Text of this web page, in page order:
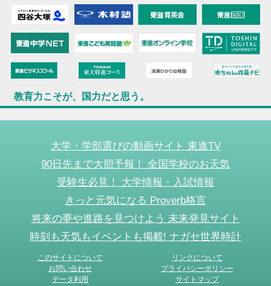
教育力こそが、国力だと思う。
大学・学部選びの動画サイト 東進TV
90日先まで大胆予報！ 全国学校のお天気
受験生必見！ 大学情報・入試情報
きっと元気になる Proverb格言
将来の夢や進路を見つけよう 未来発見サイト
時刻も天気もイベントも掲載! ナガセ世界時計
このサイトについて
リンクについて
お問い合わせ
プライバシーポリシー
データ利用
サイトマップ